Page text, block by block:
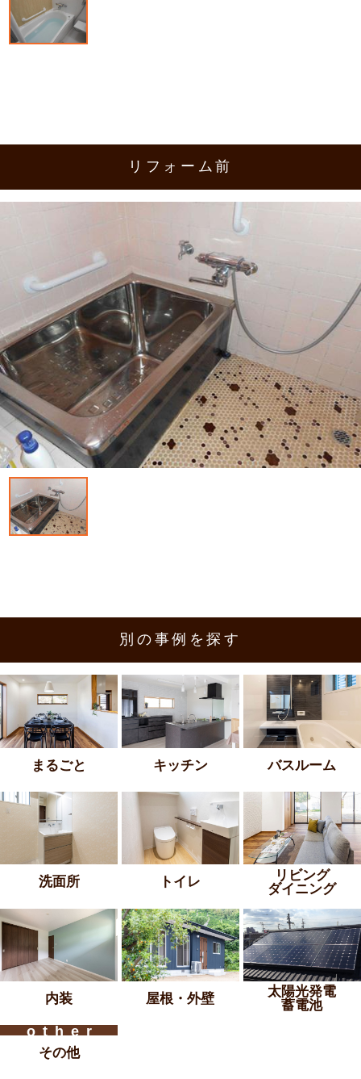
リフォーム前
別の事例を探す
まるごと キッチン バスルーム
洗面所 トイレ
リビング
ダイニング
内装 屋根・外壁
太陽光発電
蓄電池
その他